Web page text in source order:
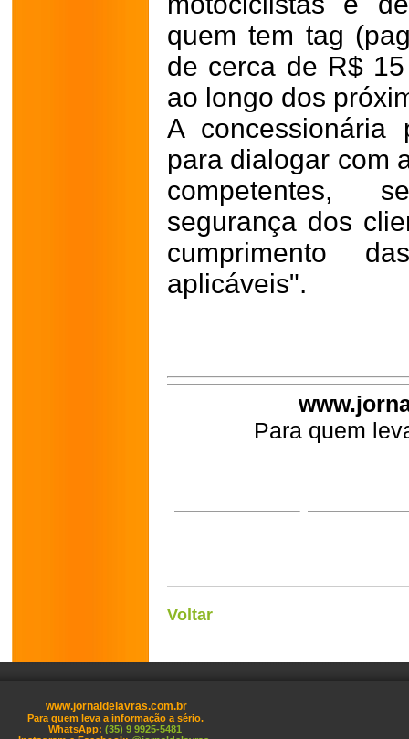
quem tem tag
de cerca de R$
ao longo dos
A concessionária
para dialogar com
competentes,
segurança dos
cumprimento
aplicáveis".
Para quem
Voltar
www.jornaldelavras.com.br
Para quem leva a informação a sério.
WhatsApp: (35) 9 9925-5481